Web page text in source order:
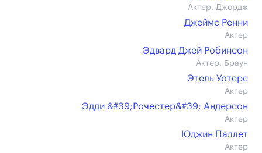
Актер, Джордж
Джеймс Ренни
Актер
Эдвард Джей Робинсон
Актер, Браун
Этель Уотерс
Актер
Эдди &#39;Рочестер&#39; Андерсон
Актер
Юджин Паллет
Актер